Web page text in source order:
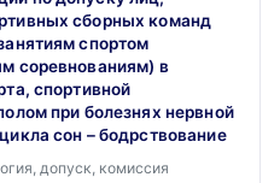
сборных команд
спортом
соревнованиям) в
спортивной
при болезнях нервной
сон – бодрствование
допуск, комиссия